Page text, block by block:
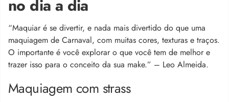
no dia a dia
“Maquiar é se divertir, e nada mais divertido do que uma
maquiagem de Carnaval, com muitas cores, texturas e traços.
O importante é você explorar o que você tem de melhor e
trazer isso para o conceito da sua make.” – Leo Almeida.
Maquiagem com strass